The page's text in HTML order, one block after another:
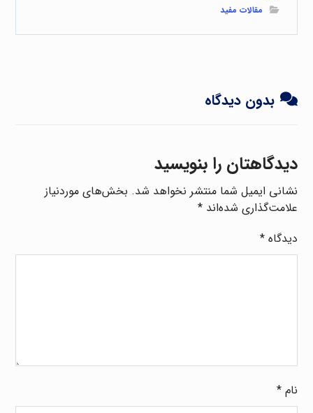
مقالات مفید
بدون دیدگاه
دیدگاهتان را بنویسید
نشانی ایمیل شما منتشر نخواهد شد. بخش‌های موردنیاز
علامت‌گذاری شده‌اند*
دیدگاه*
نام*